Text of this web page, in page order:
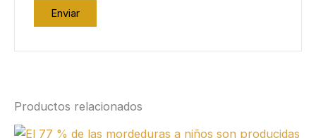
Productos relacionados